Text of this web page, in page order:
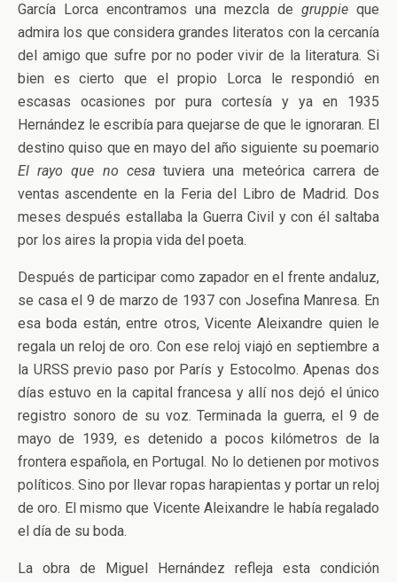
García Lorca encontramos una mezcla de gruppie que
admira los que considera grandes literatos con la cercanía
del amigo que sufre por no poder vivir de la literatura. Si
bien es cierto que el propio Lorca le respondió en
escasas ocasiones por pura cortesía y ya en 1935
Hernández le escribía para quejarse de que le ignoraran. El
destino quiso que en mayo del año siguiente su poemario
El rayo que no cesatuviera una meteórica carrera de
ventas ascendente en la Feria del Libro de Madrid. Dos
meses después estallaba la Guerra Civil y con él saltaba
por los aires la propia vida del poeta.
Después de participar como zapador en el frente andaluz,
se casa el 9 de marzo de 1937 con Josefina Manresa. En
esa boda están, entre otros, Vicente Aleixandre quien le
regala un reloj de oro. Con ese reloj viajó en septiembre a
la URSS previo paso por París y Estocolmo. Apenas dos
días estuvo en la capital francesa y allí nos dejó el único
registro sonoro de su voz. Terminada la guerra, el 9 de
mayo de 1939, es detenido a pocos kilómetros de la
frontera española, en Portugal. No lo detienen por motivos
políticos. Sino por llevar ropas harapientas y portar un reloj
de oro. El mismo que Vicente Aleixandre le había regalado
el día de su boda.
La obra de Miguel Hernández refleja esta condición